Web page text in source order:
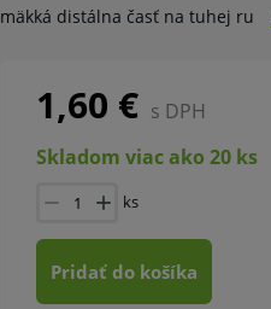
mäkká distálna časť na tuhej ru
1,60 € s DPH
Skladom viac ako 20 ks
ks
Pridať do košíka